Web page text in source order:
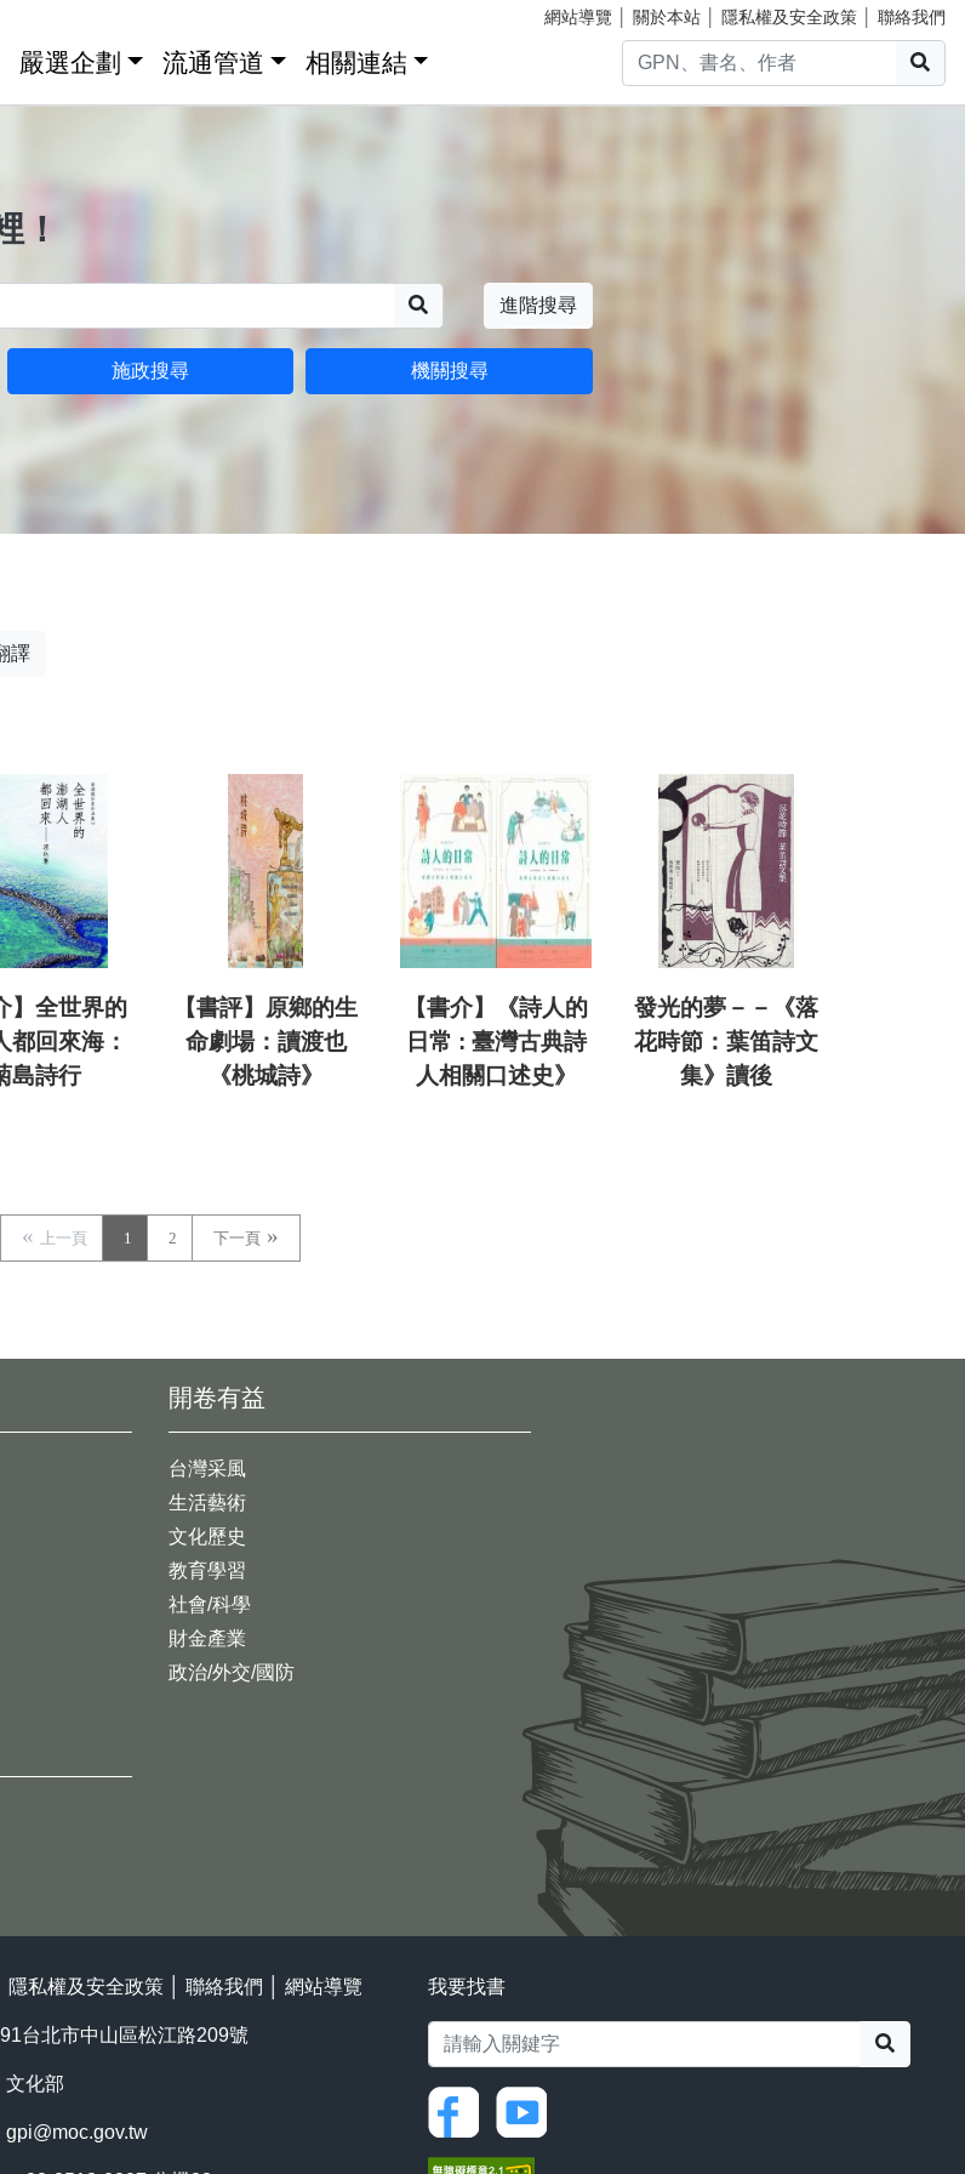
網站導覽 關於本站 隱私權及安全政策 聯絡我們
嚴選企劃 流通管道 相關連結
！
進階搜尋
施政搜尋 機關搜尋
譯
】全世界的
都回來海：
島詩行
【書評】原鄉的生
命劇場：讀渡也
《桃城詩》
【書介】《詩人的
日常 : 臺灣古典詩
人相關口述史》
發光的夢－－《落
花時節：葉笛詩文
集》讀後
上一頁 1 2 下一頁
開卷有益
台灣采風
生活藝術
文化歷史
教育學習
社會/科學
財金產業
政治/外交/國防
隱私權及安全政策 聯絡我們 網站導覽
台北市中山區松江路209號
文化部
gpi@moc.gov.tw
我要找書